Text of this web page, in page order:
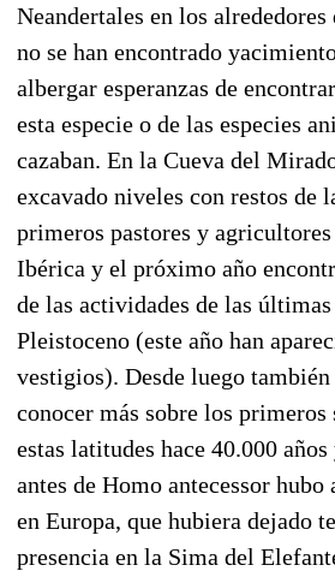
Neandertales en los
no se han encontrado
albergar esperanzas de
esta especie o de las especies
cazaban. En la Cueva del
excavado niveles con restos de
primeros pastores y
Ibérica y el próximo año
de las actividades de las
Pleistoceno (este año han
vestigios). Desde luego también
conocer más sobre los primeros
estas latitudes hace 40.000
antes de Homo antecessor hubo
en Europa, que hubiera dejado
presencia en la Sima del